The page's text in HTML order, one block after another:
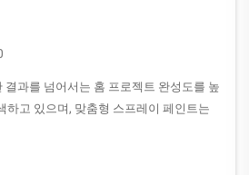
결과를 넘어서는 홈 프로젝트 완성도를 높
하고 있으며, 맞춤형 스프레이 페인트는
달성하기 위한 가장 다용도적인 도구 중
전통적인 붓이나 롤러와 달리...